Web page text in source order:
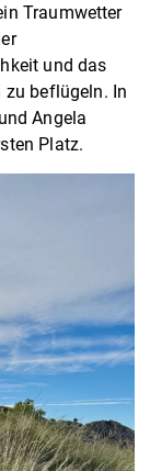
Traumwetter
und das
zu beflügeln. In
Angela
Platz.